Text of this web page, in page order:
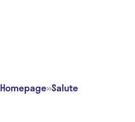
Homepage»Salute